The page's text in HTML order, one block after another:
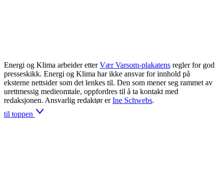
Energi og Klima arbeider etter Vær Varsom-plakatens regler for god
presseskikk. Energi og Klima har ikke ansvar for innhold på
eksterne nettsider som det lenkes til. Den som mener seg rammet av
urettmessig medieomtale, oppfordres til å ta kontakt med
redaksjonen. Ansvarlig redaktør er Ine Schwebs.
til toppen